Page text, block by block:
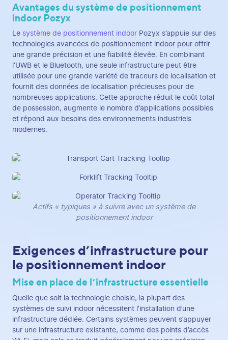
Avantages du système de positionnement
indoor Pozyx
Le système de positionnement indoor Pozyx s’appuie sur des
technologies avancées de positionnement indoor pour offrir
une grande précision et une fiabilité élevée. En combinant
l’UWB et le Bluetooth, une seule infrastructure peut être
utilisée pour une grande variété de traceurs de localisation et
fournit des données de localisation précieuses pour de
nombreuses applications. Cette approche réduit le coût total
de possession, augmente le nombre d’applications possibles
et répond aux besoins des environnements industriels
modernes.
Actifs « typiques » à suivre avec un système de
positionnement indoor
Exigences d’infrastructure pour
le positionnement indoor
Mise en place de l’infrastructure essentielle
Quelle que soit la technologie choisie, la plupart des
systèmes de suivi indoor nécessitent l’installation d’une
infrastructure dédiée. Certains systèmes peuvent s’appuyer
sur une infrastructure existante, comme des points d’accès